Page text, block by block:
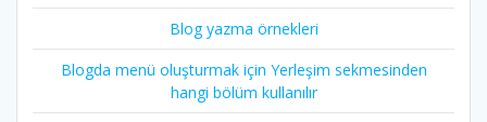
Blog yazma örnekleri
Blogda menü oluşturmak için Yerleşim sekmesinden
hangi bölüm kullanılır